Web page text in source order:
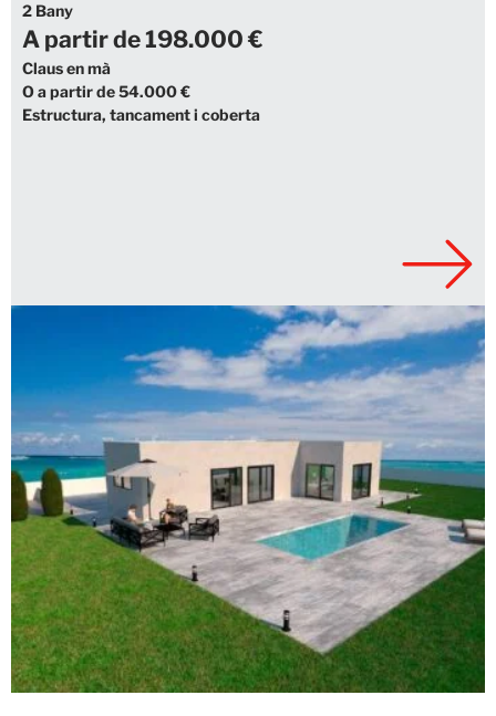
2 Bany
A partir de 198.000 €
Claus en mà
O a partir de 54.000 €
Estructura, tancament i coberta